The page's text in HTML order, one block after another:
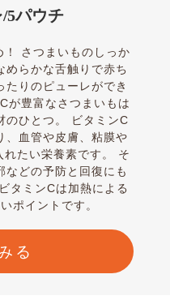
5パウチ
！ さつまいものしっか
めらかな舌触りで赤ち
たりのピューレができ
が豊富なさつまいもは
のひとつ。 ビタミンC
、血管や皮膚、粘膜や
たい栄養素です。 そ
などの予防と回復にも
タミンCは加熱による
ポイントです。
る